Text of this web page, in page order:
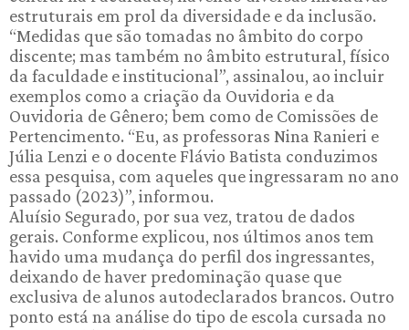
estruturais em prol da diversidade e da inclusão.
“Medidas que são tomadas no âmbito do corpo
discente; mas também no âmbito estrutural, físico
da faculdade e institucional”, assinalou, ao incluir
exemplos como a criação da Ouvidoria e da
Ouvidoria de Gênero; bem como de Comissões de
Pertencimento. “Eu, as professoras Nina Ranieri e
Júlia Lenzi e o docente Flávio Batista conduzimos
essa pesquisa, com aqueles que ingressaram no ano
passado (2023)”, informou.
Aluísio Segurado, por sua vez, tratou de dados
gerais. Conforme explicou, nos últimos anos tem
havido uma mudança do perfil dos ingressantes,
deixando de haver predominação quase que
exclusiva de alunos autodeclarados brancos. Outro
ponto está na análise do tipo de escola cursada no